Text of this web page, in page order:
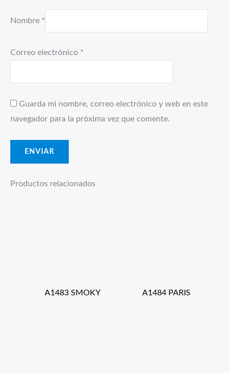
Nombre *
Correo electrónico *
Guarda mi nombre, correo electrónico y web en este
navegador para la próxima vez que comente.
Productos relacionados
A1483 SMOKY A1484 PARIS